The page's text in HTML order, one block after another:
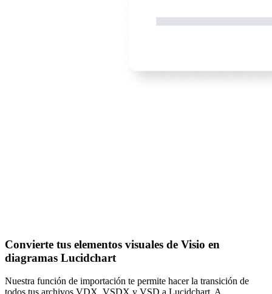
Convierte tus elementos visuales de Visio en
diagramas Lucidchart
Nuestra función de importación te permite hacer la transición de